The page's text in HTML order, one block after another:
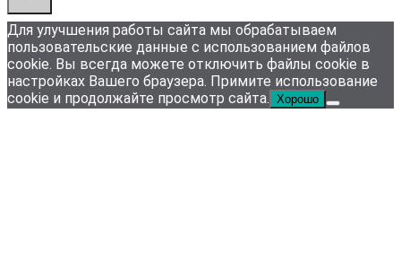
Для улучшения работы сайта мы обрабатываем
пользовательские данные с использованием файлов
cookie. Вы всегда можете отключить файлы cookie в
настройках Вашего браузера. Примите использование
cookie и продолжайте просмотр сайта. Хорошо